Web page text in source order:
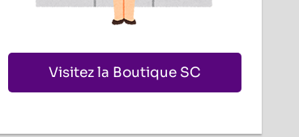
Visitez la Boutique SC